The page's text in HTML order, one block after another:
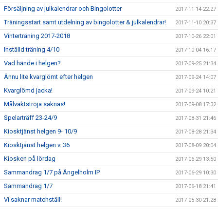
Försäljning av julkalendrar och Bingolotter 2017-11-14 22:27
Träningsstart samt utdelning av bingolotter & julkalendrar! 2017-11-10 20:37
Vinterträning 2017-2018 2017-10-26 22:01
Inställd träning 4/10 2017-10-04 16:17
Vad hände i helgen? 2017-09-25 21:34
Ännu lite kvarglömt efter helgen 2017-09-24 14:07
Kvarglömd jacka! 2017-09-24 10:21
Målvaktströja saknas! 2017-09-08 17:32
Spelarträff 23-24/9 2017-08-31 21:46
Kiosktjänst helgen 9- 10/9 2017-08-28 21:34
Kiosktjänst helgen v. 36 2017-08-09 20:04
Kiosken på lördag 2017-06-29 13:50
Sammandrag 1/7 på Ängelholm IP 2017-06-29 10:30
Sammandrag 1/7 2017-06-18 21:41
Vi saknar matchställ! 2017-05-30 21:28